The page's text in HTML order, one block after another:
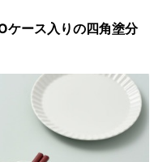
ケース入りの四角塗分